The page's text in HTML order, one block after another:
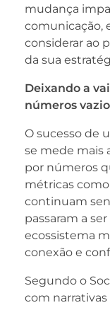
mudança
comunicação,
considerar ao
da sua
Deixando a
números
O sucesso de
se mede mais
por números
métricas
continuam
passaram a
ecossistema
conexão e
Segundo o
com